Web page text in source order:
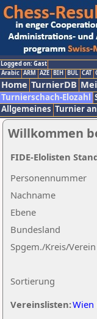
Logged on: Gast
Arabic ARM AZE BIH BUL CAT
Home TurnierDB
Turnierschach-Elozahl
Allgemeines Turnier
Willkommen
Nachname
Ebene
Sortierung
Personennummer
Bundesland
Spgem./Kreis/Verein
Vereinslisten:Wien
FIDE-Elolisten